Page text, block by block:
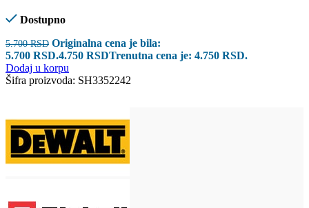
Dostupno
5.700RSD Originalna cena je bila:
5.700 RSD.4.750 RSDTrenutna cena je: 4.750 RSD.
Dodaj u korpu
Šifra proizvoda: SH3352242